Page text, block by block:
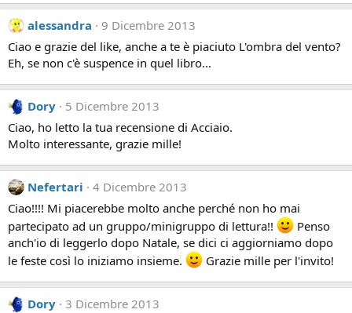
alessandra
9 Dicembre 2013
Ciao e grazie del like, anche a te è piaciuto L'ombra del vento?
Eh, se non c'è suspence in quel libro...
Dory
5 Dicembre 2013
Ciao, ho letto la tua recensione di Acciaio.
Molto interessante, grazie mille!
Nefertari
4 Dicembre 2013
Ciao!!!! Mi piacerebbe molto anche perché non ho mai
partecipato ad un gruppo/minigruppo di lettura!!
Penso
anch'io di leggerlo dopo Natale, se dici ci aggiorniamo dopo
le feste così lo iniziamo insieme.
Grazie mille per l'invito!
Dory 3 Dicembre 2013